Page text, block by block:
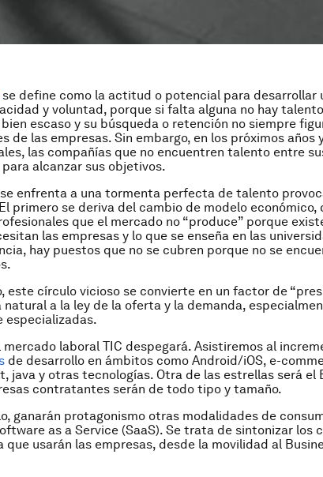
se define como la actitud o potencial para desarrollar
y voluntad, porque si falta alguna no hay
escaso y su búsqueda o retención no siempre
de las empresas. Sin embargo, en los próximos años
las compañías que no encuentren talento entre
alcanzar sus objetivos.
enfrenta a una tormenta perfecta de talento
primero se deriva del cambio de modelo económico,
que el mercado no “produce” porque
las empresas y lo que se enseña en las
hay puestos que no se cubren porque no se
este círculo vicioso se convierte en un factor de
natural a la ley de la oferta y la demanda,
especializadas.
mercado laboral TIC despegará. Asistiremos al
de desarrollo en ámbitos como Android/iOS, e-
java y otras tecnologías. Otra de las estrellas será el
contratantes serán de todo tipo y tamaño.
ganarán protagonismo otras modalidades de
as a Service (SaaS). Se trata de sintonizar los
que usarán las empresas, desde la movilidad al